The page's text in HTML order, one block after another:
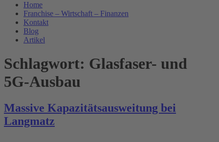
Home
Franchise – Wirtschaft – Finanzen
Kontakt
Blog
Artikel
Schlagwort: Glasfaser- und
5G-Ausbau
Massive Kapazitätsausweitung bei
Langmatz